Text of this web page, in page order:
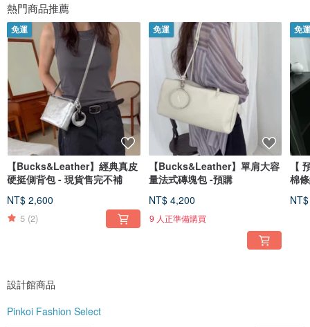
熱門商品推薦
免運
【Bucks&Leather】經典真皮
硬挺側背包 - 現貨售完不補
NT$ 2,600
5 (2)
免運
【Bucks&Leather】單肩大容
量法式磚塊包 -預購
NT$ 4,200
9 人正準備購買
免
【
棉
設計館商品
Pinkoi Fashion Select